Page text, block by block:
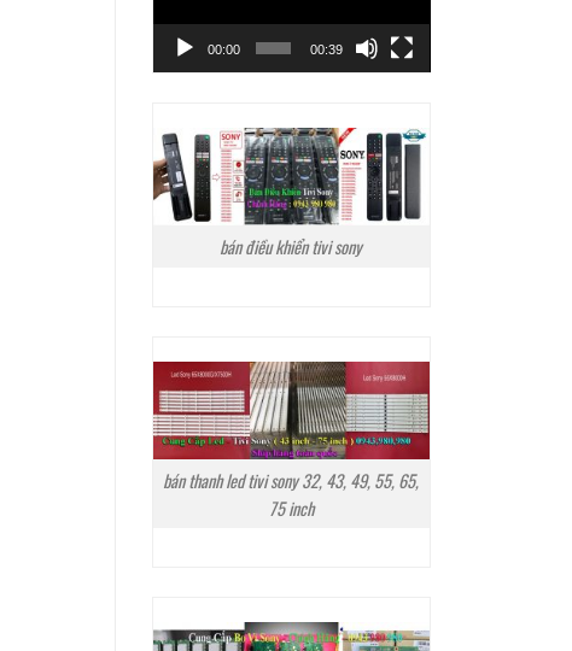
00:00 00:39
bán điều khiển tivi sony
bán thanh led tivi sony 32, 43, 49, 55, 65,
75 inch